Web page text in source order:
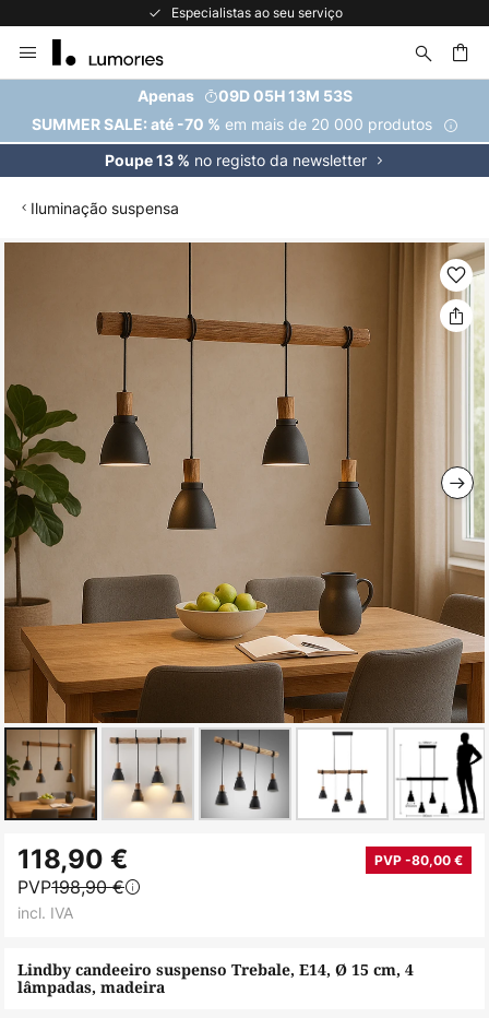
Especialistas ao seu serviço
para
Conteúdo
Apenas
09D 05H 13M 53S
SUMMER SALE: até -70 % em mais de 20 000 produtos
Poupe 13 % no registo da newsletter
Iluminação suspensa
Galeria
de
imagens
para
início
Galeria
de
Lindby candeeiro suspenso Trebale, E14, Ø 15 cm, 4
lâmpadas, madeira
118,90 € PVP -80,00 €
PVP198,90 €
incl. IVA